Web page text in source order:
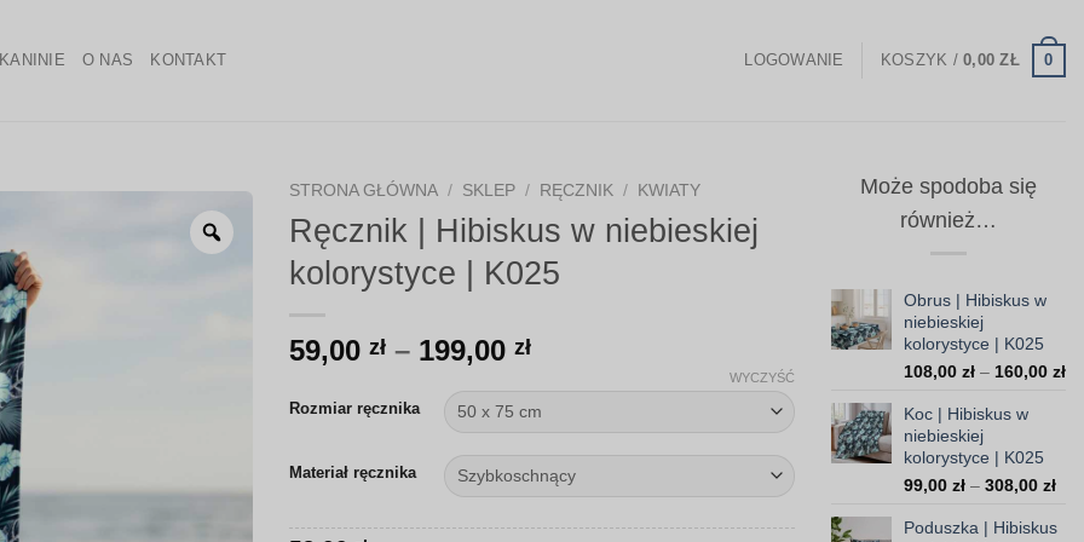
O NAS KONTAKT LOGOWANIE KOSZYK /0,00ZŁ 0
Zoom
STRONA GŁÓWNA / SKLEP / RĘCZNIK / KWIATY
Ręcznik | Hibiskus w niebieskiej
kolorystyce | K025
59,00 zł – 199,00 złZakres
od
59,00 zł
do
199,00 zł
Rozmiar ręcznika
Materiał ręcznika
WYCZYŚĆ
Może spodoba się
również…
Obrus | Hibiskus w
niebieskiej
kolorystyce | K025
108,00 zł – 160,00 zł
Koc | Hibiskus w
niebieskiej
kolorystyce | K025
99,00 zł – 308,00 zł
od
Poduszka | Hibiskus